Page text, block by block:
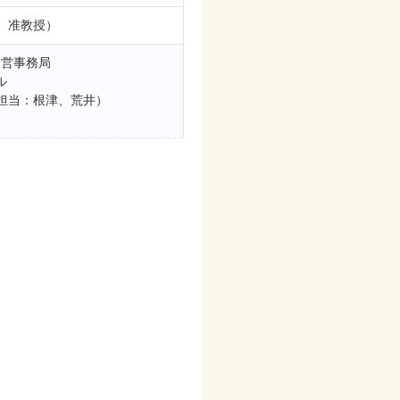
教授）
事務局
：根津、荒井）